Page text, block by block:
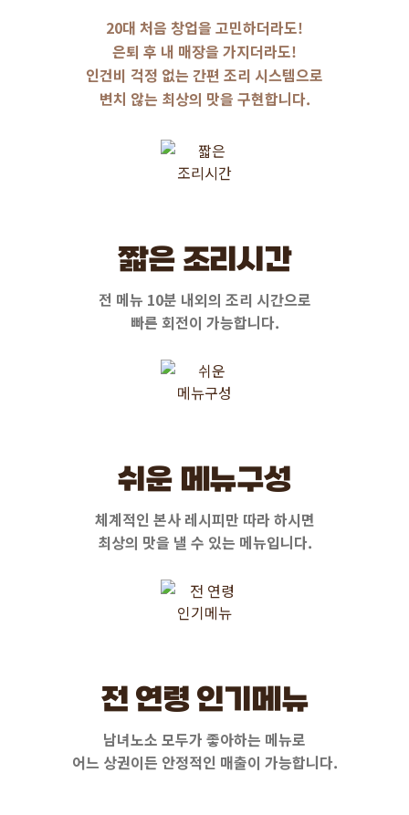
20대 처음 창업을 고민하더라도!
은퇴 후 내 매장을 가지더라도!
인건비 걱정 없는 간편 조리 시스템으로
변치 않는 최상의 맛을 구현합니다.
짧은 조리시간
전 메뉴 10분 내외의 조리 시간으로
빠른 회전이 가능합니다.
쉬운 메뉴구성
체계적인 본사 레시피만 따라 하시면
최상의 맛을 낼 수 있는 메뉴입니다.
전 연령 인기메뉴
남녀노소 모두가 좋아하는 메뉴로
어느 상권이든 안정적인 매출이 가능합니다.